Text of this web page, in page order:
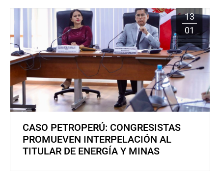
13
01
CASO PETROPERÚ: CONGRESISTAS
PROMUEVEN INTERPELACIÓN AL
TITULAR DE ENERGÍA Y MINAS